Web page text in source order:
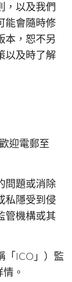
，以及我們
能會隨時修
本，恕不另
以及時了解
迎電郵至
問題或消除
私隱受到侵
管機構或其
「ICO」）監
。